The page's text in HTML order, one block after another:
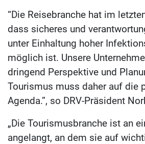
“Die Reisebranche hat im
dass sicheres und
unter Einhaltung hoher
möglich ist. Unsere
dringend Perspektive und
Tourismus muss daher auf die
Agenda.”, so DRV-Präsident
„Die Tourismusbranche ist an
angelangt, an dem sie auf